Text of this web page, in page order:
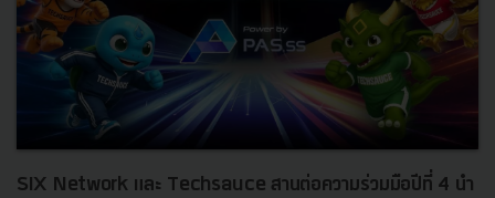
SIX Network และ Techsauce สานต่อความร่วมมือปีที่ 4 นำ